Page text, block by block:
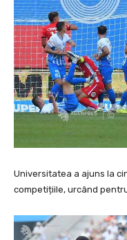
Universitatea a ajuns la
competițiile, urcând